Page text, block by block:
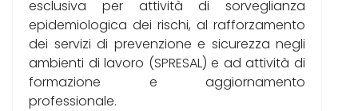
esclusiva per attività di sorveglianza
epidemiologica dei rischi, al rafforzamento
dei servizi di prevenzione e sicurezza negli
ambienti di lavoro (SPRESAL) e ad attività di
formazione e aggiornamento
professionale.